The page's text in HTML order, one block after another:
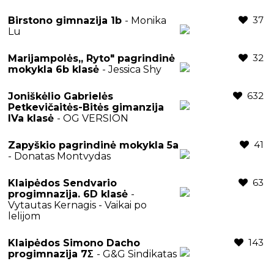
Birstono gimnazija 1b - Monika
Lu
37
Marijampolės,, Ryto" pagrindinė
mokykla 6b klasė - Jessica Shy
32
Joniškėlio Gabrielės
Petkevičaitės-Bitės gimanzija
IVa klasė - OG VERSION
632
Zapyškio pagrindinė mokykla 5a
- Donatas Montvydas
41
Klaipėdos Sendvario
progimnazija. 6D klasė -
Vytautas Kernagis - Vaikai po
lelijom
63
Klaipėdos Simono Dacho
progimnazija 7Σ - G&G Sindikatas
143